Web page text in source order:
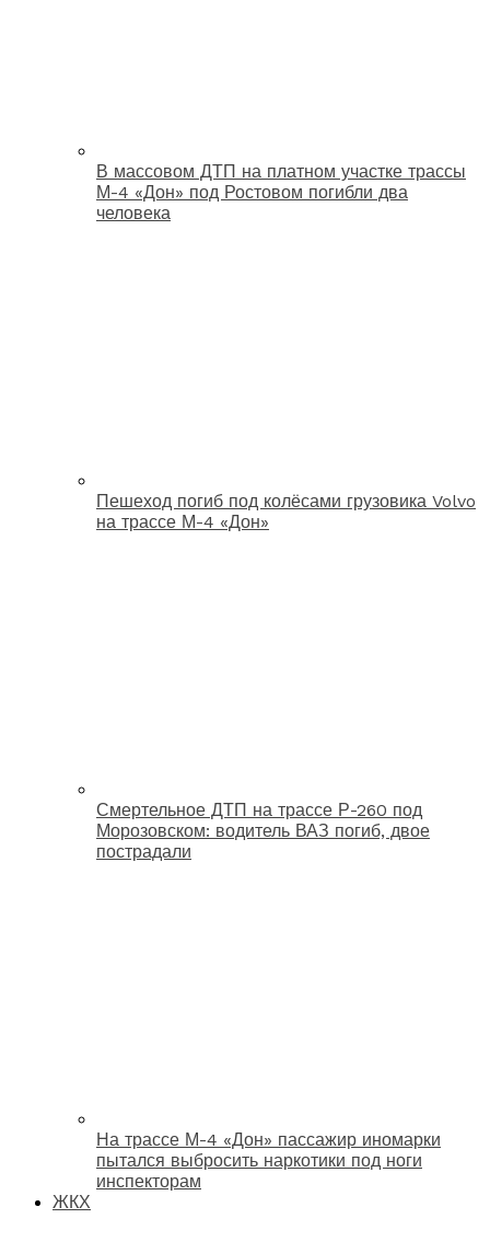
В массовом ДТП на платном участке трассы
М-4 «Дон» под Ростовом погибли два
человека
Пешеход погиб под колёсами грузовика Volvo
на трассе М-4 «Дон»
Смертельное ДТП на трассе Р-260 под
Морозовском: водитель ВАЗ погиб, двое
пострадали
На трассе М-4 «Дон» пассажир иномарки
пытался выбросить наркотики под ноги
инспекторам
ЖКХ